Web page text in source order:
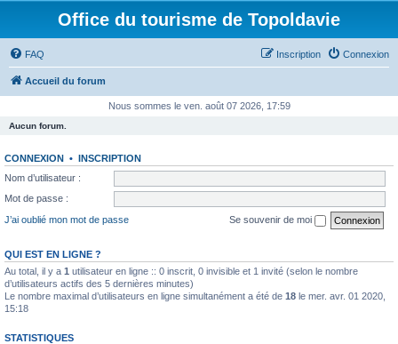
Office du tourisme de Topoldavie
FAQ Connexion
Inscription
Accueil du forum
Nous sommes le ven. août 07 2026, 17:59
Aucun forum.
CONNEXION • INSCRIPTION
Nom d’utilisateur :
Mot de passe :
J’ai oublié mon mot de passe
Se souvenir de moi
QUI EST EN LIGNE ?
Au total, il y a 1 utilisateur en ligne :: 0 inscrit, 0 invisible et 1 invité (selon le nombre
d’utilisateurs actifs des 5 dernières minutes)
Le nombre maximal d’utilisateurs en ligne simultanément a été de 18 le mer. avr. 01 2020,
15:18
STATISTIQUES